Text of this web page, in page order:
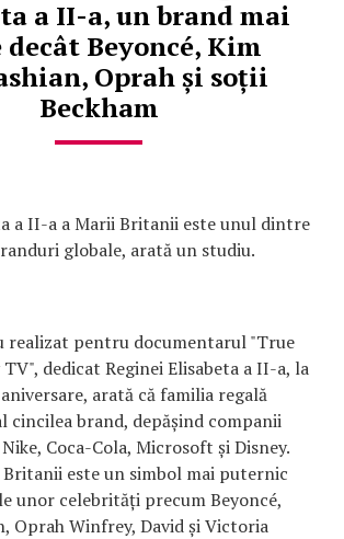
a II-a, un brand mai
decât Beyoncé, Kim
Oprah și soții
Beckham
a II-a a Marii Britanii este unul dintre
globale, arată un studiu.
realizat pentru documentarul "True
dedicat Reginei Elisabeta a II-a, la
arată că familia regală
cincilea brand, depășind companii
Coca-Cola, Microsoft și Disney.
Britanii este un simbol mai puternic
unor celebrități precum Beyoncé,
Oprah Winfrey, David și Victoria